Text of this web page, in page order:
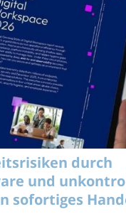
durch
und
sofortiges